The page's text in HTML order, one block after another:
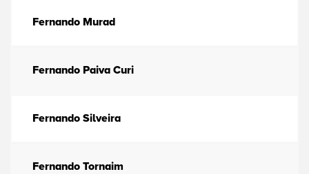
Fernando Murad
Fernando Paiva Curi
Fernando Silveira
Fernando Tornaim